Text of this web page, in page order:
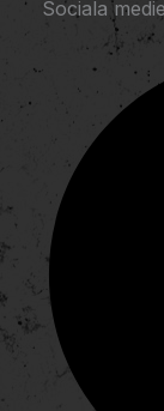
Sociala